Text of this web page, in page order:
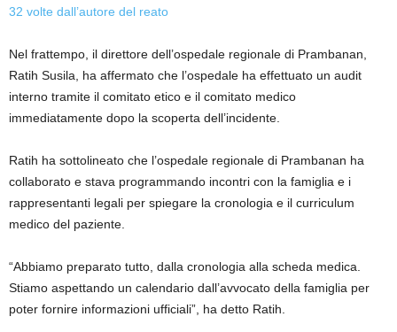
32 volte dall’autore del reato
Nel frattempo, il direttore dell’ospedale regionale di Prambanan,
Ratih Susila, ha affermato che l’ospedale ha effettuato un audit
interno tramite il comitato etico e il comitato medico
immediatamente dopo la scoperta dell’incidente.
Ratih ha sottolineato che l’ospedale regionale di Prambanan ha
collaborato e stava programmando incontri con la famiglia e i
rappresentanti legali per spiegare la cronologia e il curriculum
medico del paziente.
“Abbiamo preparato tutto, dalla cronologia alla scheda medica.
Stiamo aspettando un calendario dall’avvocato della famiglia per
poter fornire informazioni ufficiali”, ha detto Ratih.